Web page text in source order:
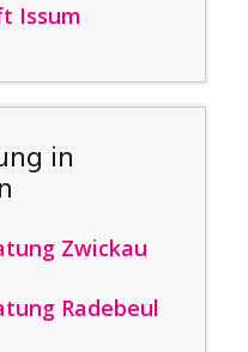
Issum
in
Zwickau
Radebeul